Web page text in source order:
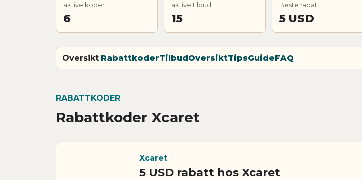
aktive koder
6
aktive tilbud
15
Beste rabatt
5 USD
Oversikt RabattkoderTilbudOversiktTipsGuideFAQ
RABATTKODER
Rabattkoder Xcaret
Xcaret
5 USD rabatt hos Xcaret